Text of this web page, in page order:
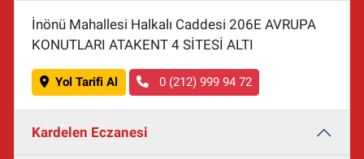
İnönü Mahallesi Halkalı Caddesi 206E AVRUPA
KONUTLARI ATAKENT 4 SİTESİ ALTI
Yol Tarifi Al 0 (212) 999 94 72
Kardelen Eczanesi